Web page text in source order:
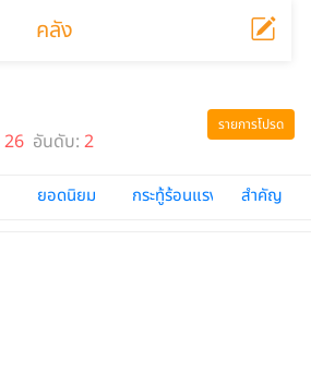
คลัง
รายการโปรด
26 อันดับ: 2
ยอดนิยม กระทู้ร้อนแรง สำคัญ